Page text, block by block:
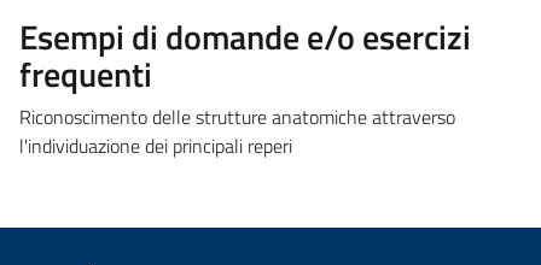
Esempi di domande e/o esercizi
frequenti
Riconoscimento delle strutture anatomiche attraverso
l'individuazione dei principali reperi